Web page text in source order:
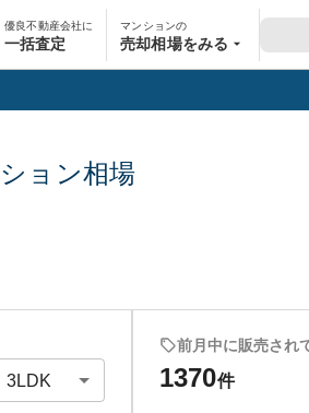
優良不動産会社に
一括査定
マンションの
売却相場をみる
ョン相場
前月中に販売され
1370件